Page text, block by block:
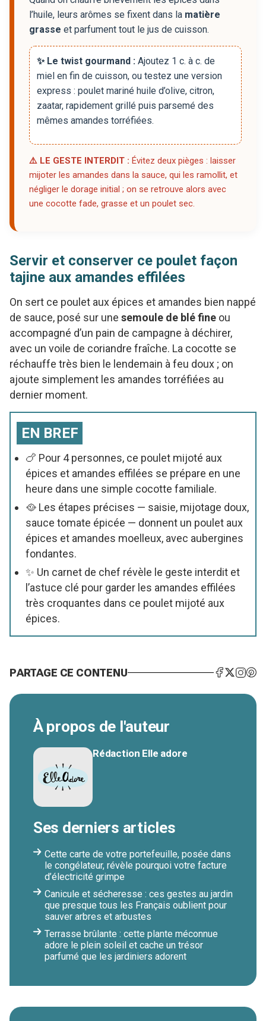
l’huile, leurs arômes se fixent dans la matière
grasse et parfument tout le jus de cuisson.
✨ Le twist gourmand : Ajoutez 1 c. à c. de
miel en fin de cuisson, ou testez une version
express : poulet mariné huile d’olive, citron,
zaatar, rapidement grillé puis parsemé des
mêmes amandes torréfiées.
⚠️ LE GESTE INTERDIT : Évitez deux pièges : laisser
mijoter les amandes dans la sauce, qui les ramollit, et
négliger le dorage initial ; on se retrouve alors avec
une cocotte fade, grasse et un poulet sec.
Servir et conserver ce poulet façon
tajine aux amandes effilées
On sert ce poulet aux épices et amandes bien nappé
de sauce, posé sur une semoule de blé fine ou
accompagné d’un pain de campagne à déchirer,
avec un voile de coriandre fraîche. La cocotte se
réchauffe très bien le lendemain à feu doux ; on
ajoute simplement les amandes torréfiées au
dernier moment.
EN BREF
🍗 Pour 4 personnes, ce poulet mijoté aux
épices et amandes effilées se prépare en une
heure dans une simple cocotte familiale.
🥘 Les étapes précises — saisie, mijotage doux,
sauce tomate épicée — donnent un poulet aux
épices et amandes moelleux, avec aubergines
fondantes.
✨ Un carnet de chef révèle le geste interdit et
l’astuce clé pour garder les amandes effilées
très croquantes dans ce poulet mijoté aux
épices.
PARTAGE CE CONTENU
À propos de l'auteur
Rédaction Elle adore
Ses derniers articles
Cette carte de votre portefeuille, posée dans
le congélateur, révèle pourquoi votre facture
d’électricité grimpe
Canicule et sécheresse : ces gestes au jardin
que presque tous les Français oublient pour
sauver arbres et arbustes
Terrasse brûlante : cette plante méconnue
adore le plein soleil et cache un trésor
parfumé que les jardiniers adorent